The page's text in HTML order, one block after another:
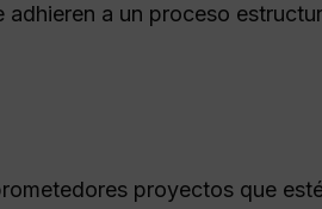
a un proceso
proyectos que